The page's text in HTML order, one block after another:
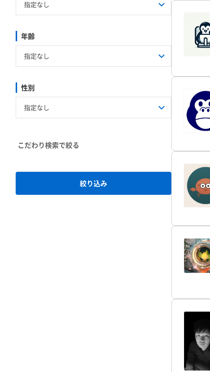
新潟県
富山県 石
愛
大
島根県 岡
福岡県
佐賀県 長
年齢
性別
こだわり検索
絞り込み